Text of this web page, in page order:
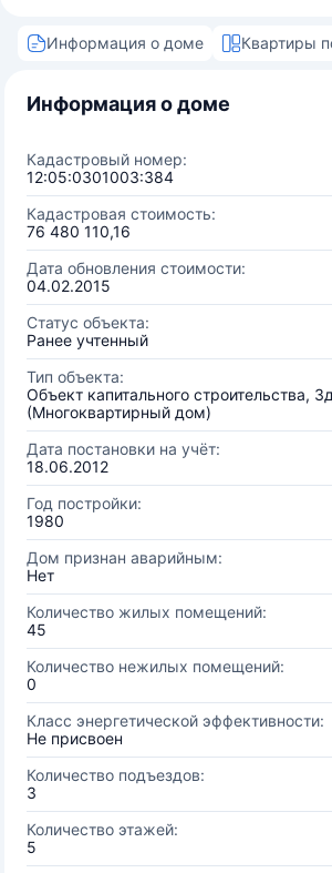
Информация о доме Квартиры
Информация о доме
Кадастровый номер:
12:05:0301003:384
Кадастровая стоимость:
76 480 110,16
Дата обновления стоимости:
04.02.2015
Статус объекта:
Ранее учтенный
Тип объекта:
Объект капитального строительства,
(Многоквартирный дом)
Дата постановки на учёт:
18.06.2012
Год постройки:
1980
Дом признан аварийным:
Нет
Количество жилых помещений:
45
Количество нежилых помещений:
0
Класс энергетической эффективности:
Не присвоен
Количество подъездов:
3
Количество этажей:
5